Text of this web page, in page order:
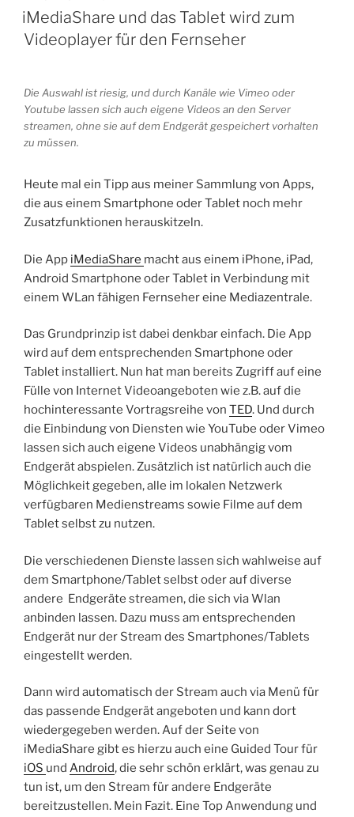
AM
iMediaShare und das Tablet wird zum
Videoplayer für den Fernseher
Die Auswahl ist riesig, und durch Kanäle wie Vimeo oder
Youtube lassen sich auch eigene Videos an den Server
streamen, ohne sie auf dem Endgerät gespeichert vorhalten
zu müssen.
Heute mal ein Tipp aus meiner Sammlung von Apps,
die aus einem Smartphone oder Tablet noch mehr
Zusatzfunktionen herauskitzeln.
Die App iMediaShare macht aus einem iPhone, iPad,
Android Smartphone oder Tablet in Verbindung mit
einem WLan fähigen Fernseher eine Mediazentrale.
Das Grundprinzip ist dabei denkbar einfach. Die App
wird auf dem entsprechenden Smartphone oder
Tablet installiert. Nun hat man bereits Zugriff auf eine
Fülle von Internet Videoangeboten wie z.B. auf die
hochinteressante Vortragsreihe von TED. Und durch
die Einbindung von Diensten wie YouTube oder Vimeo
lassen sich auch eigene Videos unabhängig vom
Endgerät abspielen. Zusätzlich ist natürlich auch die
Möglichkeit gegeben, alle im lokalen Netzwerk
verfügbaren Medienstreams sowie Filme auf dem
Tablet selbst zu nutzen.
Die verschiedenen Dienste lassen sich wahlweise auf
dem Smartphone/Tablet selbst oder auf diverse
andere Endgeräte streamen, die sich via Wlan
anbinden lassen. Dazu muss am entsprechenden
Endgerät nur der Stream des Smartphones/Tablets
eingestellt werden.
Dann wird automatisch der Stream auch via Menü für
das passende Endgerät angeboten und kann dort
wiedergegeben werden. Auf der Seite von
iMediaShare gibt es hierzu auch eine Guided Tour für
iOS und Android, die sehr schön erklärt, was genau zu
tun ist, um den Stream für andere Endgeräte
bereitzustellen. Mein Fazit. Eine Top Anwendung und